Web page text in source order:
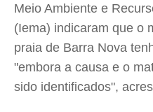
Meio Ambiente e
(Iema) indicaram que o
praia de Barra Nova
"embora a causa e o
sido identificados",